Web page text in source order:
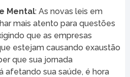
Mental: As novas leis em
mais atento para questões
que as empresas
estejam causando exaustão
que sua jornada
afetando sua saúde, é hora